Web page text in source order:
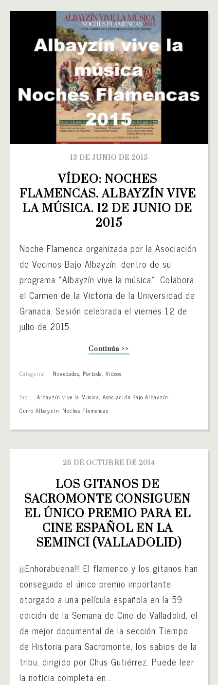
13 DE JUNIO DE 2015
VÍDEO: NOCHES
FLAMENCAS. ALBAYZÍN VIVE
LA MÚSICA. 12 DE JUNIO DE
2015
Noche Flamenca organizada por la Asociación
de Vecinos Bajo Albayzín, dentro de su
programa «Albayzín vive la música». Colabora
el Carmen de la Victoria de la Universidad de
Granada. Sesión celebrada el viernes 12 de
julio de 2015
Continúa >>
Categoría: Novedades, Portada,Vídeos
Tag: Albayzín vive la Música,Asociación Bajo Albayzín,
Curro Albayzín, Noches Flamencas
26 DE OCTUBRE DE 2014
LOS GITANOS DE
SACROMONTE CONSIGUEN
EL ÚNICO PREMIO PARA EL
CINE ESPAÑOL EN LA
SEMINCI (VALLADOLID)
¡¡¡Enhorabuena!!! El flamenco y los gitanos han
conseguido el único premio importante
otorgado a una película española en la 59
edición de la Semana de Cine de Valladolid, el
de mejor documental de la sección Tiempo
de Historia para Sacromonte, los sabios de la
tribu, dirigido por Chus Gutiérrez. Puede leer
la noticia completa en...